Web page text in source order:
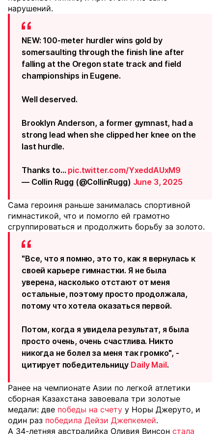
нарушений.
NEW: 100-meter hurdler wins gold by
somersaulting through the finish line after
falling at the Oregon state track and field
championships in Eugene.
Well deserved.
Brooklyn Anderson, a former gymnast, had a
strong lead when she clipped her knee on the
last hurdle.
Thanks to… pic.twitter.com/YxeddAUxM9
— Collin Rugg (@CollinRugg) June 3, 2025
Сама героиня раньше занималась спортивной
гимнастикой, что и помогло ей грамотно
сгруппироваться и продолжить борьбу за золото.
"Все, что я помню, это то, как я вернулась к
своей карьере гимнастки. Я не была
уверена, насколько отстают от меня
остальные, поэтому просто продолжала,
потому что хотела оказаться первой.
Потом, когда я увидела результат, я была
просто очень, очень счастлива. Никто
никогда не болел за меня так громко", -
цитирует победительницу Daily Mail.
Ранее на чемпионате Азии по легкой атлетики
сборная Казахстана завоевала три золотые
медали: две победы на счету у Норы Джеруто, и
один раз победила Дейзи Джепкемей.
А 34-летняя австралийка Оливия Винсон стала